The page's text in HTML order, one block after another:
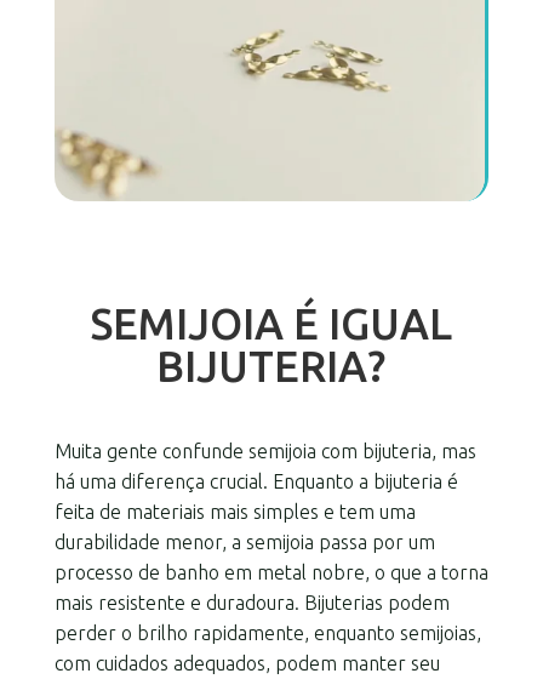
SEMIJOIA É IGUAL
BIJUTERIA?
Muita gente confunde semijoia com bijuteria, mas
há uma diferença crucial. Enquanto a bijuteria é
feita de materiais mais simples e tem uma
durabilidade menor, a semijoia passa por um
processo de banho em metal nobre, o que a torna
mais resistente e duradoura. Bijuterias podem
perder o brilho rapidamente, enquanto semijoias,
com cuidados adequados, podem manter seu